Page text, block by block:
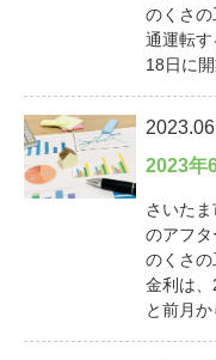
のくさ
通運転
18日に
2023年
さいた
のアフ
のくさ
金利は
と前月